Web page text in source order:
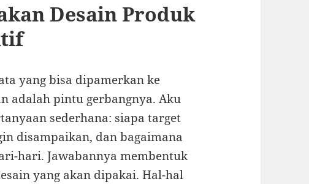
Desain Produk
yang bisa dipamerkan ke
adalah pintu gerbangnya. Aku
sederhana: siapa target
disampaikan, dan bagaimana
hari. Jawabannya membentuk
yang akan dipakai. Hal-hal